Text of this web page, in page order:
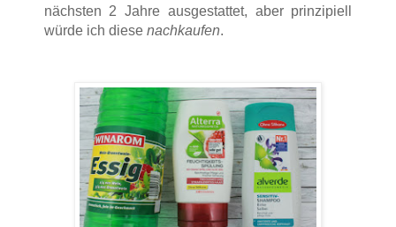
nächsten 2 Jahre ausgestattet, aber prinzipiell
würde ich diese nachkaufen.